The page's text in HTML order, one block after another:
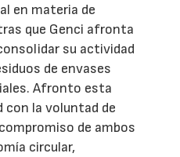
en materia de
que Genci afronta
su actividad
de envases
Afronto esta
con la voluntad de
de ambos
circular,